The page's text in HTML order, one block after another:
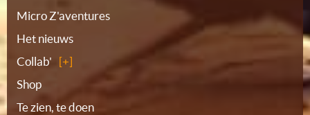
Micro Z'aventures
Het nieuws
Collab'
Shop
Te zien, te doen